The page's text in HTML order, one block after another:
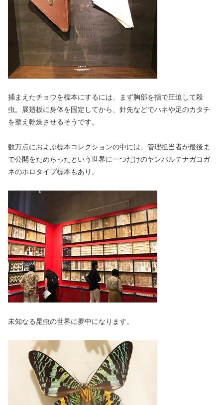
捕まえたチョウを標本にするには、まず胸部を指で圧迫して殺
虫。展翅板に身体を固定してから、針先などでハネや足のカタチ
を整え乾燥させるそうです。
数万点におよぶ標本コレクションの中には、管理担当者が最後ま
で公開をためらったという世界に一つだけのヤンバルテナガコガ
ネのホロタイプ標本もあり。
未知なる昆虫の世界に夢中になります。